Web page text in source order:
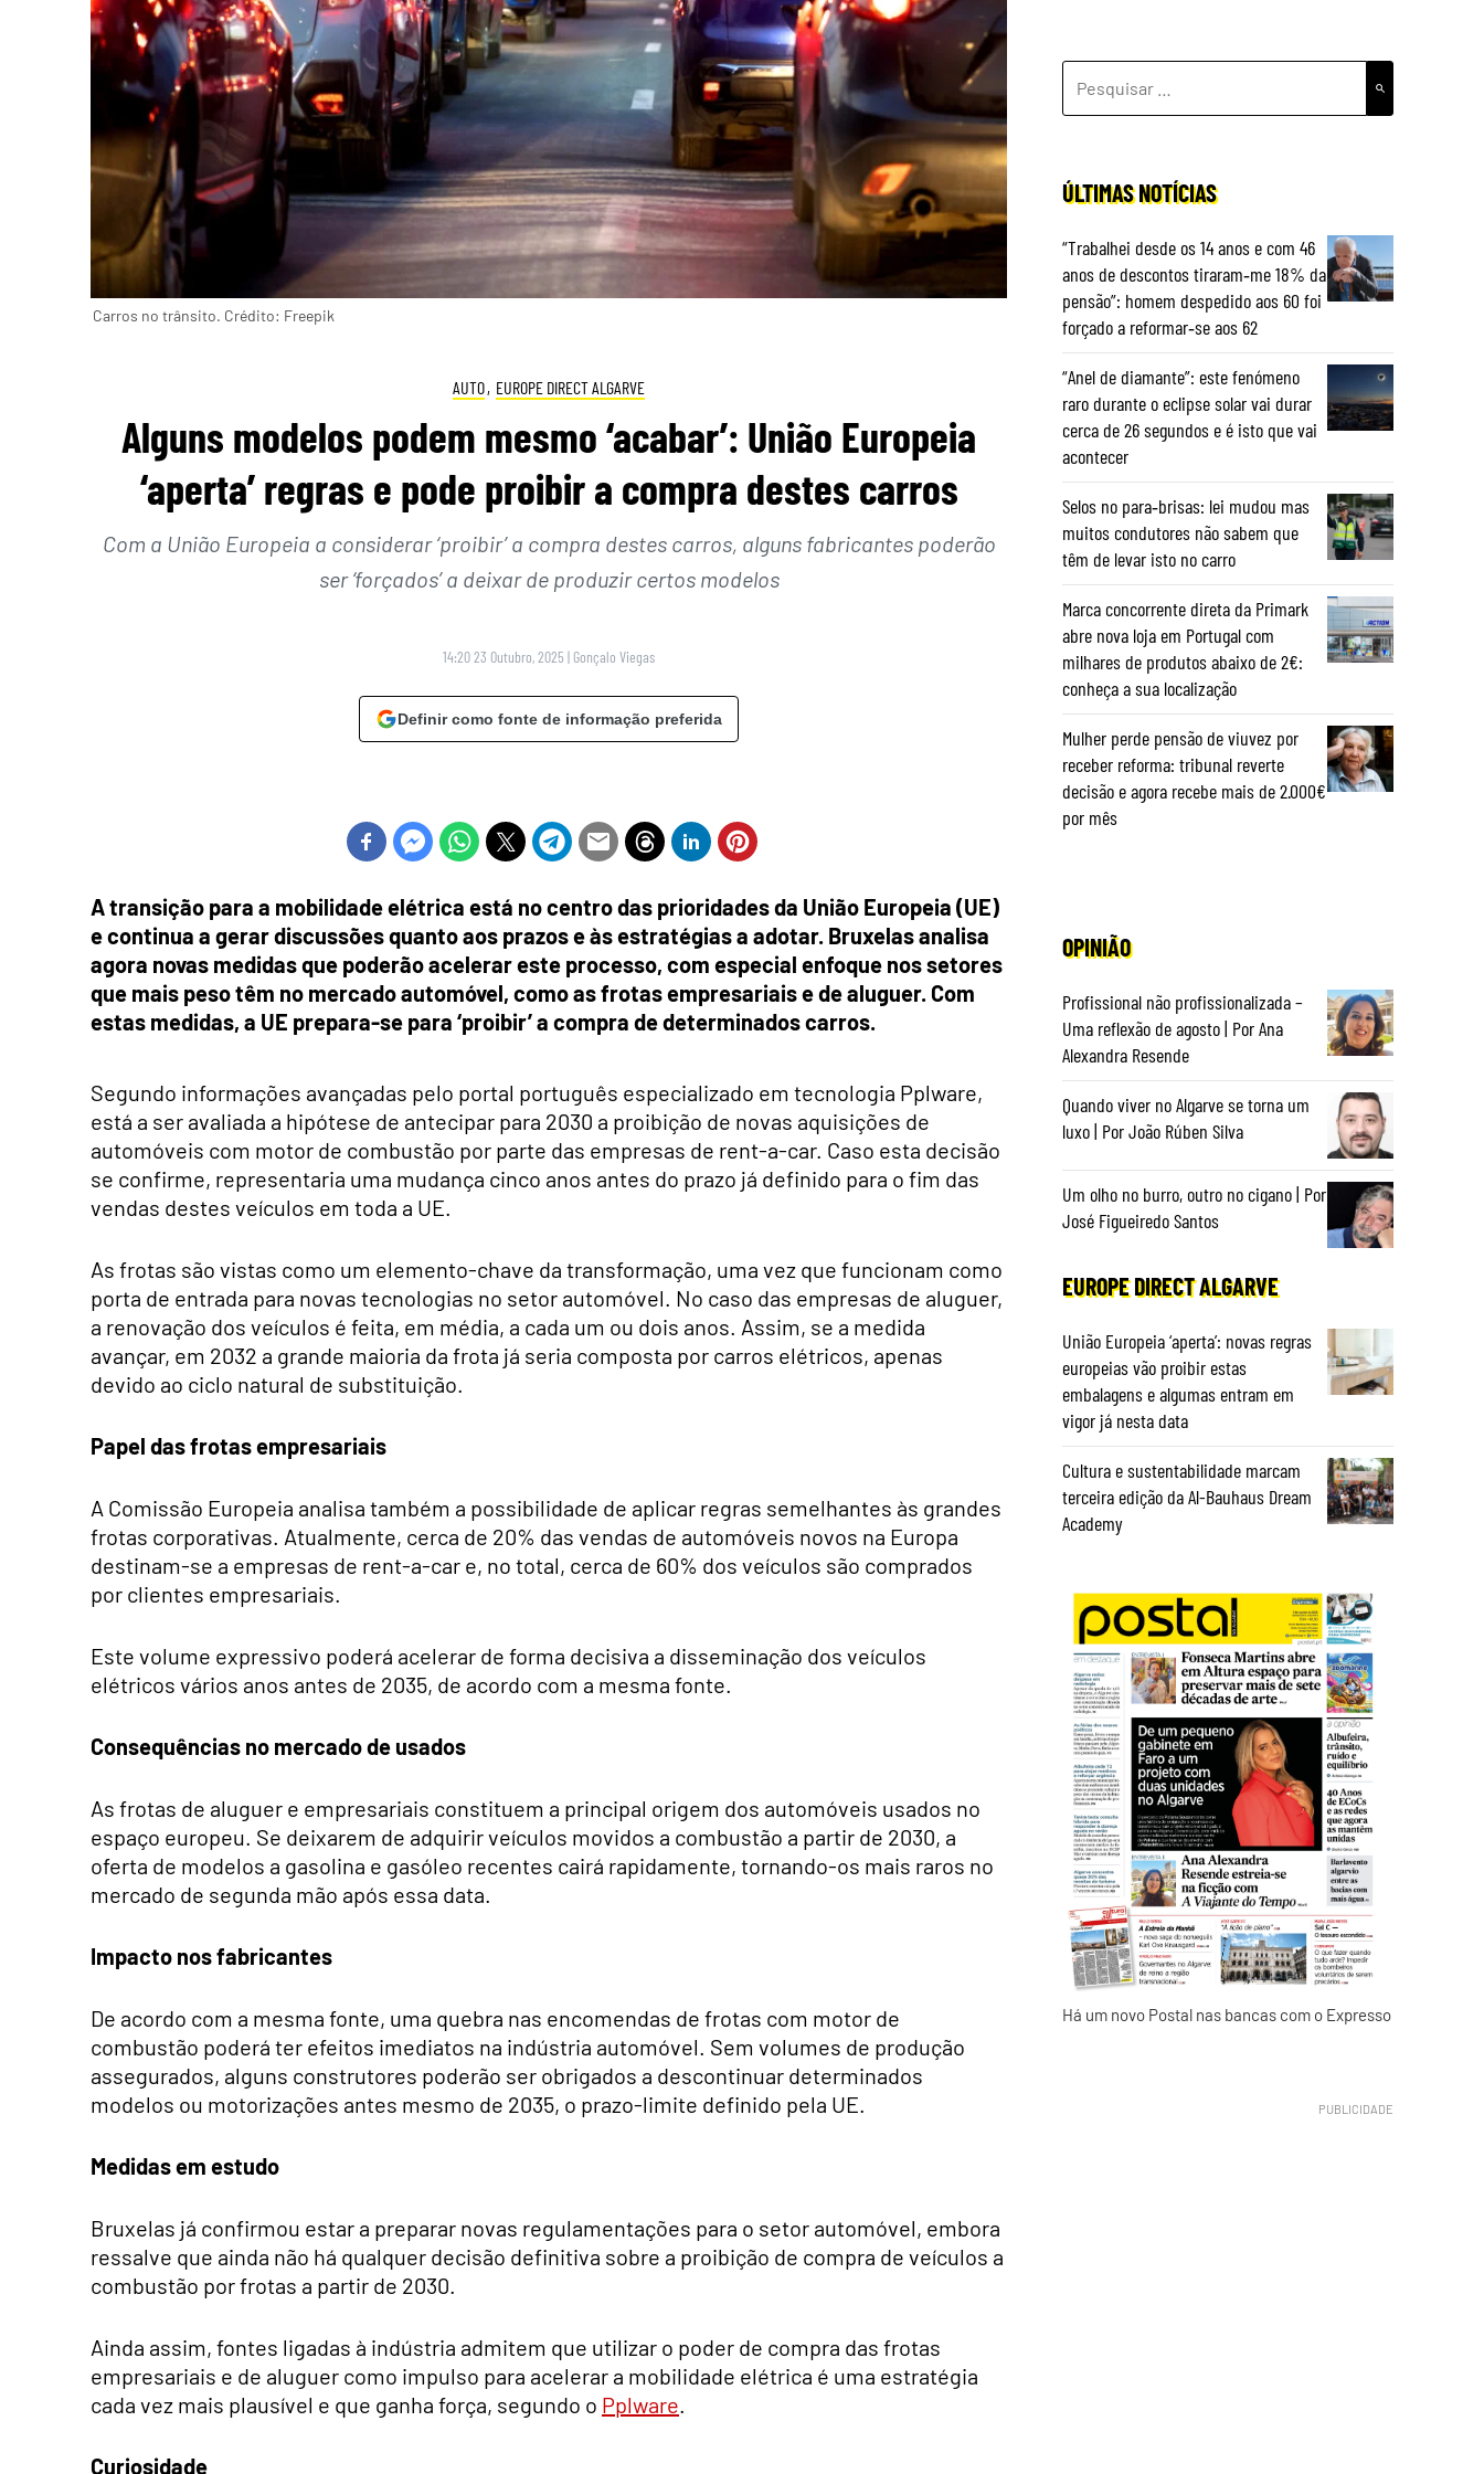
Carros no trânsito. Crédito: Freepik
AUTO, EUROPE DIRECT ALGARVE
Alguns modelos podem mesmo ‘acabar’: União Europeia
‘aperta’ regras e pode proibir a compra destes carros
Com a União Europeia a considerar ‘proibir’ a compra destes carros, alguns fabricantes poderão
ser ‘forçados’ a deixar de produzir certos modelos
14:20 23 Outubro, 2025 | Gonçalo Viegas
Definir como fonte de informação preferida
A transição para a mobilidade elétrica está no centro das prioridades da União Europeia (UE)
e continua a gerar discussões quanto aos prazos e às estratégias a adotar. Bruxelas analisa
agora novas medidas que poderão acelerar este processo, com especial enfoque nos setores
que mais peso têm no mercado automóvel, como as frotas empresariais e de aluguer. Com
estas medidas, a UE prepara-se para ‘proibir’ a compra de determinados carros.
Segundo informações avançadas pelo portal português especializado em tecnologia Pplware,
está a ser avaliada a hipótese de antecipar para 2030 a proibição de novas aquisições de
automóveis com motor de combustão por parte das empresas de rent-a-car. Caso esta decisão
se confirme, representaria uma mudança cinco anos antes do prazo já definido para o fim das
vendas destes veículos em toda a UE.
As frotas são vistas como um elemento-chave da transformação, uma vez que funcionam como
porta de entrada para novas tecnologias no setor automóvel. No caso das empresas de aluguer,
a renovação dos veículos é feita, em média, a cada um ou dois anos. Assim, se a medida
avançar, em 2032 a grande maioria da frota já seria composta por carros elétricos, apenas
devido ao ciclo natural de substituição.
Papel das frotas empresariais
A Comissão Europeia analisa também a possibilidade de aplicar regras semelhantes às grandes
frotas corporativas. Atualmente, cerca de 20% das vendas de automóveis novos na Europa
destinam-se a empresas de rent-a-car e, no total, cerca de 60% dos veículos são comprados
por clientes empresariais.
Este volume expressivo poderá acelerar de forma decisiva a disseminação dos veículos
elétricos vários anos antes de 2035, de acordo com a mesma fonte.
Consequências no mercado de usados
As frotas de aluguer e empresariais constituem a principal origem dos automóveis usados no
espaço europeu. Se deixarem de adquirir veículos movidos a combustão a partir de 2030, a
oferta de modelos a gasolina e gasóleo recentes cairá rapidamente, tornando-os mais raros no
mercado de segunda mão após essa data.
Impacto nos fabricantes
De acordo com a mesma fonte, uma quebra nas encomendas de frotas com motor de
combustão poderá ter efeitos imediatos na indústria automóvel. Sem volumes de produção
assegurados, alguns construtores poderão ser obrigados a descontinuar determinados
modelos ou motorizações antes mesmo de 2035, o prazo-limite definido pela UE.
Medidas em estudo
Bruxelas já confirmou estar a preparar novas regulamentações para o setor automóvel, embora
ressalve que ainda não há qualquer decisão definitiva sobre a proibição de compra de veículos a
combustão por frotas a partir de 2030.
Ainda assim, fontes ligadas à indústria admitem que utilizar o poder de compra das frotas
empresariais e de aluguer como impulso para acelerar a mobilidade elétrica é uma estratégia
cada vez mais plausível e que ganha força, segundo o Pplware
Curiosidade
POR:
ÚLTIMAS NOTÍCIAS
“Trabalhei desde os 14 anos e com 46
anos de descontos tiraram‑me 18% da
pensão”: homem despedido aos 60 foi
forçado a reformar‑se aos 62
“Anel de diamante”: este fenómeno
raro durante o eclipse solar vai durar
cerca de 26 segundos e é isto que vai
acontecer
Selos no para‑brisas: lei mudou mas
muitos condutores não sabem que
têm de levar isto no carro
Marca concorrente direta da Primark
abre nova loja em Portugal com
milhares de produtos abaixo de 2€:
conheça a sua localização
Mulher perde pensão de viuvez por
receber reforma: tribunal reverte
decisão e agora recebe mais de 2.000€
por mês
OPINIÃO
Profissional não profissionalizada –
Uma reflexão de agosto | Por Ana
Alexandra Resende
Quando viver no Algarve se torna um
luxo | Por João Rúben Silva
Um olho no burro, outro no cigano | Por
José Figueiredo Santos
EUROPE DIRECT ALGARVE
União Europeia ‘aperta’: novas regras
europeias vão proibir estas
embalagens e algumas entram em
vigor já nesta data
Cultura e sustentabilidade marcam
terceira edição da Al-Bauhaus Dream
Academy
Há um novo Postal nas bancas com o Expresso